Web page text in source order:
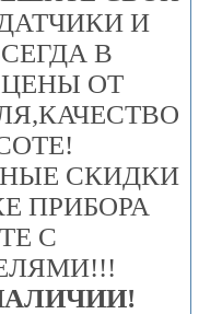
И
В
ОТ
СКИДКИ
ПРИБОРА
С